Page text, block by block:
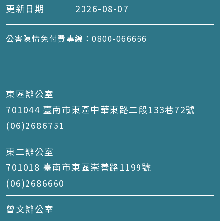
更新日期
2026-08-07
公害陳情免付費專線：0800-066666
東區辦公室
701044 臺南市東區中華東路二段133巷72號
(06)2686751
東二辦公室
701018 臺南市東區崇善路1199號
(06)2686660
曾文辦公室